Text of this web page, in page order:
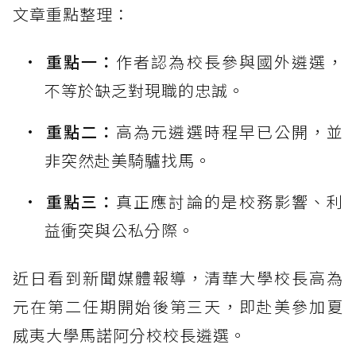
文章重點整理：
重點一： 作者認為校長參與國外遴選，
不等於缺乏對現職的忠誠。
重點二： 高為元遴選時程早已公開，並
非突然赴美騎驢找馬。
重點三： 真正應討論的是校務影響、利
益衝突與公私分際。
近日看到新聞媒體報導，清華大學校長高為
元在第二任期開始後第三天，即赴美參加夏
威夷大學馬諾阿分校校長遴選。